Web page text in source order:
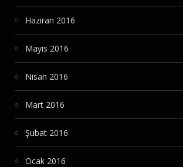
Haziran 2016
Mayıs 2016
Nisan 2016
Mart 2016
Şubat 2016
Ocak 2016